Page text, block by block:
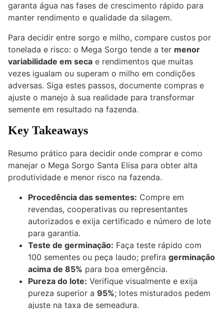
garanta água nas fases de crescimento rápido para
manter rendimento e qualidade da silagem.
Para decidir entre sorgo e milho, compare custos por
tonelada e risco: o Mega Sorgo tende a ter menor
variabilidade em seca e rendimentos que muitas
vezes igualam ou superam o milho em condições
adversas. Siga estes passos, documente compras e
ajuste o manejo à sua realidade para transformar
semente em resultado na fazenda.
Key Takeaways
Resumo prático para decidir onde comprar e como
manejar o Mega Sorgo Santa Elisa para obter alta
produtividade e menor risco na fazenda.
Procedência das sementes: Compre em
revendas, cooperativas ou representantes
autorizados e exija certificado e número de lote
para garantia.
Teste de germinação: Faça teste rápido com
100 sementes ou peça laudo; prefira germinação
acima de 85% para boa emergência.
Pureza do lote: Verifique visualmente e exija
pureza superior a 95%; lotes misturados pedem
ajuste na taxa de semeadura.